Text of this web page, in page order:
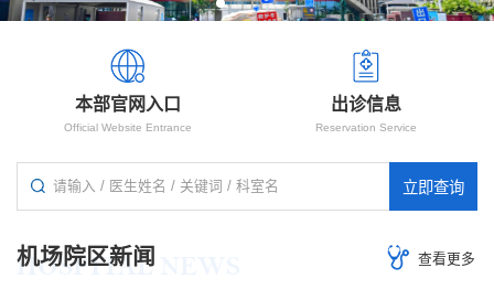
本部官网入口
Official Website Entrance
出诊信息
Reservation Service
HOSPITAL NEWS
机场院区新闻 查看更多